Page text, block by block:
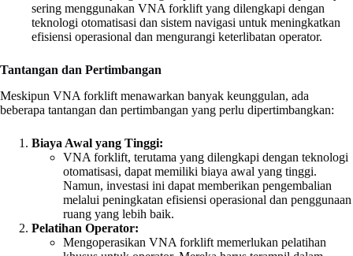
sering menggunakan VNA forklift yang dilengkapi dengan
teknologi otomatisasi dan sistem navigasi untuk meningkatkan
efisiensi operasional dan mengurangi keterlibatan operator.
Tantangan dan Pertimbangan
Meskipun VNA forklift menawarkan banyak keunggulan, ada
beberapa tantangan dan pertimbangan yang perlu dipertimbangkan:
Biaya Awal yang Tinggi:
VNA forklift, terutama yang dilengkapi dengan teknologi
otomatisasi, dapat memiliki biaya awal yang tinggi.
Namun, investasi ini dapat memberikan pengembalian
melalui peningkatan efisiensi operasional dan penggunaan
ruang yang lebih baik.
Pelatihan Operator:
Mengoperasikan VNA forklift memerlukan pelatihan